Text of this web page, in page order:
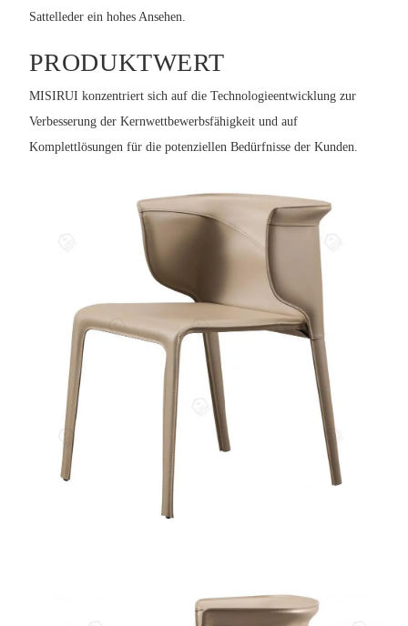
Sattelleder ein hohes Ansehen.
PRODUKTWERT
MISIRUI konzentriert sich auf die Technologieentwicklung zur
Verbesserung der Kernwettbewerbsfähigkeit und auf
Komplettlösungen für die potenziellen Bedürfnisse der Kunden.